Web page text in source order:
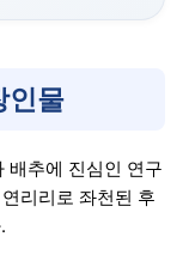
인물
배추에 진심인 연구
리리로 좌천된 후